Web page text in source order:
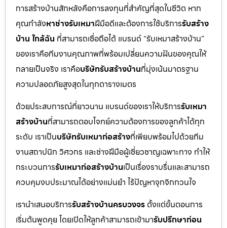
การสร้างบ้านสักหลังคือการลงทุนที่สำคัญที่สุดในชีวิต หาก
คุณกำลังหาช่างรับเหมาฝีมือดีและต้องการใช้บริการรับสร้าง
บ้าน ใกล้ฉัน ที่สามารถเชื่อถือได้ แบรนด์ “รับเหมาสร้างบ้าน”
ของเราคือทีมงานคุณภาพที่พร้อมเปลี่ยนความฝันของคุณให้
กลายเป็นจริง เราคือบริษัทรับสร้างบ้านที่มุ่งเน้นมาตรฐาน
ความปลอดภัยสูงสุดในทุกตารางเมตร
ด้วยประสบการณ์ที่ยาวนาน แบรนด์ของเราให้บริการรับเหมา
สร้างบ้านที่สามารถตอบโจทย์ความต้องการของลูกค้าได้ทุก
ระดับ เราเป็นบริษัทรับเหมาก่อสร้างที่เพียบพร้อมไปด้วยทีม
งานสถาปนิก วิศวกร และช่างฝีมือผู้เชี่ยวชาญเฉพาะทาง ทำให้
กระบวนการรับเหมาก่อสร้างบ้านเป็นเรื่องราบรื่นและสามารถ
ควบคุมงบประมาณได้อย่างแม่นยำ ไร้ปัญหาจุกจิกกวนใจ
เรานำเสนอบริการรับสร้างบ้านครบวงจร ตั้งแต่ขั้นตอนการ
เริ่มต้นพูดคุย โดยเปิดให้ลูกค้าสามารถเข้ามารับปรึกษาก่อน